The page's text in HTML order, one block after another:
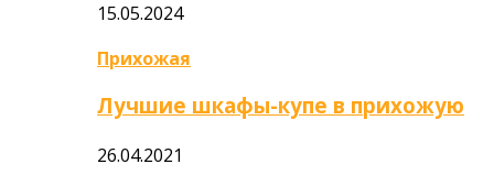
15.05.2024
Прихожая
Лучшие шкафы-купе в прихожую
26.04.2021